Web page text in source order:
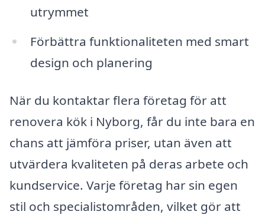
utrymmet
Förbättra funktionaliteten med smart
design och planering
När du kontaktar flera företag för att
renovera kök i Nyborg, får du inte bara en
chans att jämföra priser, utan även att
utvärdera kvaliteten på deras arbete och
kundservice. Varje företag har sin egen
stil och specialistområden, vilket gör att